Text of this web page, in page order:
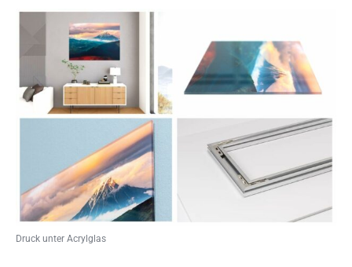
Druck unter Acrylglas